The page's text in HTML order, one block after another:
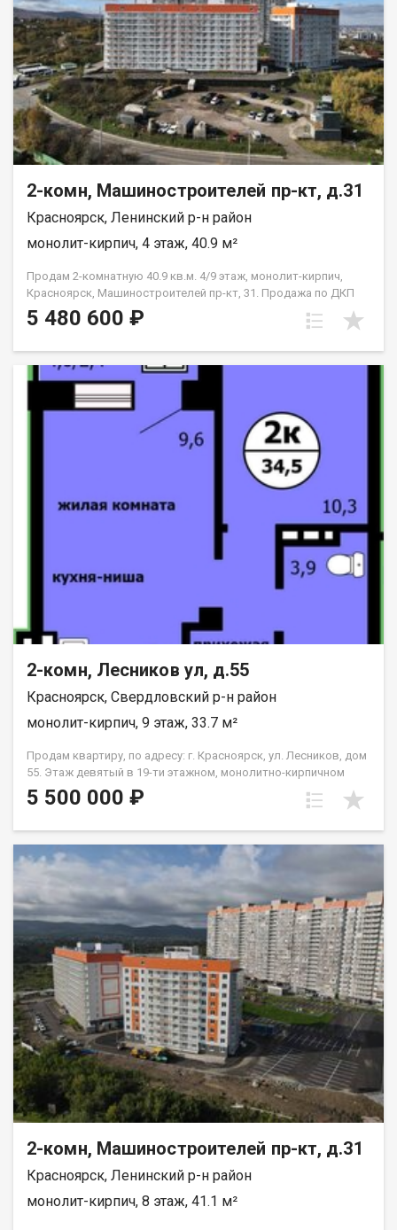
2-комн, Машиностроителей пр-кт, д.31
Красноярск, Ленинский р-н район
монолит-кирпич, 4 этаж, 40.9 м²
Продам 2-комнатную 40.9 кв.м. 4/9 этаж, монолит-кирпич,
Красноярск, Машиностроителей пр-кт, 31. Продажа по ДКП
НЕ ОТ ЗАСТРОЙЩИКА
5 480 600 ₽
2-комн, Лесников ул, д.55
Красноярск, Свердловский р-н район
монолит-кирпич, 9 этаж, 33.7 м²
Продам квартиру, по адресу: г. Красноярск, ул. Лесников, дом
55. Этаж девятый в 19-ти этажном, монолитно-кирпичном
доме. Общая площадь- 33.7 кв.м., кухня-гостиная-14,6 кв.м.,
спальня--10,3 кв.м. Предчистовая отделка от застройщика.
доступность до других районов города. Близость знаковых
мест отдыха, досуга и развлечений - заповедник «Столбы»,
Фанпарк «Бобровый лог» и парк флоры и фауны «Роев ручей».
Благоустроенная набережная протяженностью 1450 метров
вдоль реки Енисей и 500 метров вдоль реки Базаиха с
организованными спусками к воде и остановкой речного
пассажирского транспорта возле ледовой арены. Сеть
пешеходных и велосипедно-роликовых дорожек по всему
району. Бесшумные современные лифты. Наземные
автостоянки на 175 и 297 машино-мест.
5 500 000 ₽
2-комн, Машиностроителей пр-кт, д.31
Красноярск, Ленинский р-н район
монолит-кирпич, 8 этаж, 41.1 м²